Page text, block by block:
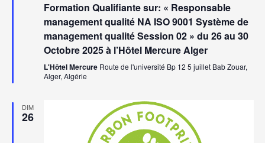
avant
Formation Qualifiante sur: « Responsable
management qualité NA ISO 9001 Système de
management qualité Session 02 » du 26 au 30
Octobre 2025 à l’Hôtel Mercure Alger
L'Hôtel Mercure Route de l'université Bp 12 5 juillet Bab Zouar,
Alger, Algérie
DIM
26